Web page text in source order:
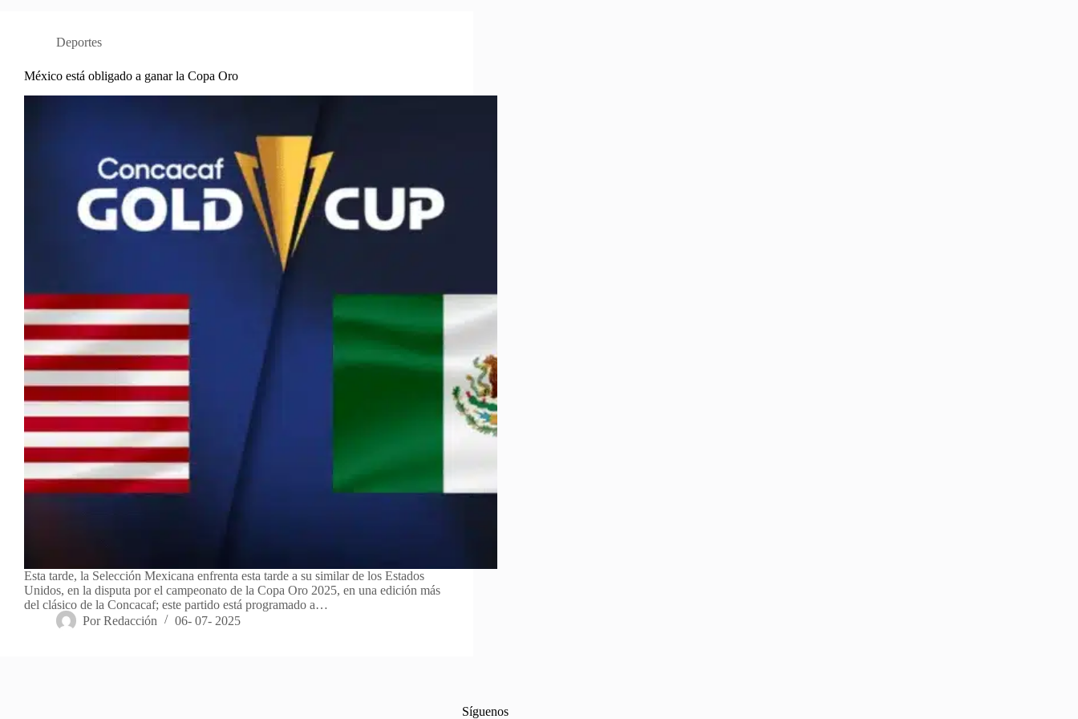
Deportes
México está obligado a ganar la Copa Oro
Esta tarde, la Selección Mexicana enfrenta esta tarde a su similar de los Estados
Unidos, en la disputa por el campeonato de la Copa Oro 2025, en una edición más
del clásico de la Concacaf; este partido está programado a…
Por Redacción 06- 07- 2025
Síguenos